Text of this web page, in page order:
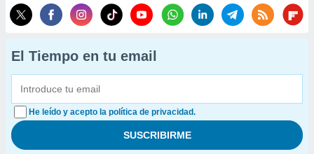
El Tiempo en tu email
He leído y acepto la política de privacidad.